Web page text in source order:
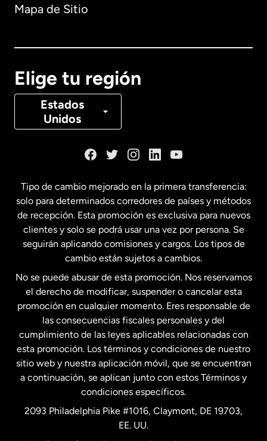
Mapa de Sitio
Elige tu región
Estados
Unidos
Canadá Français
Estados Unidos English
Estados Unidos Español
Francia
Malasia
Nueva Zelanda
Países Bajos
Tipo de cambio mejorado en la primera transferencia:
solo para determinados corredores de países y métodos
de recepción. Esta promoción es exclusiva para nuevos
clientes y solo se podrá usar una vez por persona. Se
seguirán aplicando comisiones y cargos. Los tipos de
cambio están sujetos a cambios.
No se puede abusar de esta promoción. Nos reservamos
el derecho de modificar, suspender o cancelar esta
promoción en cualquier momento. Eres responsable de
las consecuencias fiscales personales y del
cumplimiento de las leyes aplicables relacionadas con
esta promoción. Los términos y condiciones de nuestro
sitio web y nuestra aplicación móvil, que se encuentran
a continuación, se aplican junto con estos Términos y
condiciones específicos.
2093 Philadelphia Pike #1016, Claymont, DE 19703,
EE. UU.